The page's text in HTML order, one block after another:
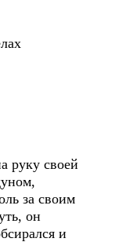
руку своей
за своим
он
и